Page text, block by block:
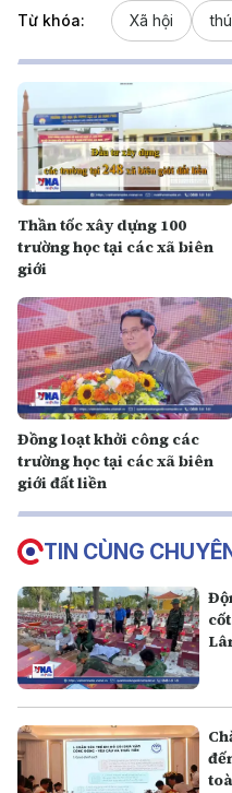
Từ khóa: Xã hội
Thần tốc xây dựng 100
trường học tại các xã biên
giới
Đồng loạt khởi công các
trường học tại các xã biên
giới đất liền
TIN CÙNG